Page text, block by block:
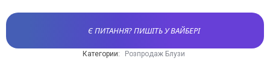
Є ПИТАННЯ? ПИШІТЬ У ВАЙБЕРІ
Категории: Розпродаж Блузи